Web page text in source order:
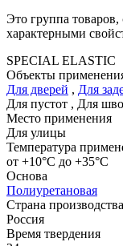
Это группа
характерными
SPECIAL ELASTIC
Объекты
Для дверей , Для
Для пустот , Для
Место применения
Для улицы
Температура
от +10°C до +35°C
Основа
Полиуретановая
Страна производства
Россия
Время твердения